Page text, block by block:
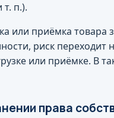
п.).
или приёмка
риск переходит
или приёмке. В
права